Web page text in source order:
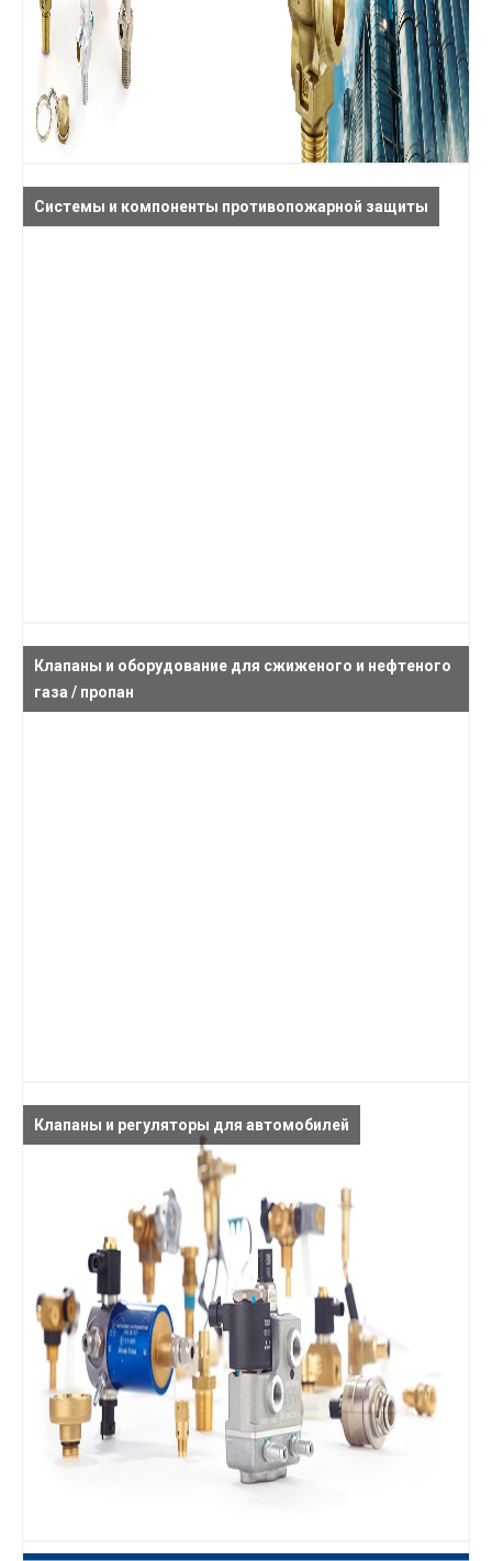
Системы и компоненты противопожарной защиты
Клапаны и оборудование для сжиженого и нефтеного
газа / пропан
Клапаны и регуляторы для автомобилей